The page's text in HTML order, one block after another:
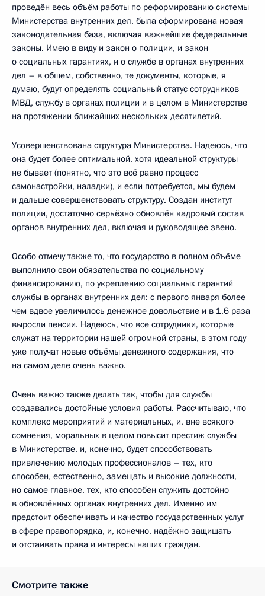
проведён весь объём работы по реформированию системы
Министерства внутренних дел, была сформирована новая
законодательная база, включая важнейшие федеральные
законы. Имею в виду и закон о полиции, и закон
о социальных гарантиях, и о службе в органах внутренних
дел – в общем, собственно, те документы, которые, я
думаю, будут определять социальный статус сотрудников
МВД, службу в органах полиции и в целом в Министерстве
на протяжении ближайших нескольких десятилетий.
Усовершенствована структура Министерства. Надеюсь, что
она будет более оптимальной, хотя идеальной структуры
не бывает (понятно, что это всё равно процесс
самонастройки, наладки), и если потребуется, мы будем
и дальше совершенствовать структуру. Создан институт
полиции, достаточно серьёзно обновлён кадровый состав
органов внутренних дел, включая и руководящее звено.
Особо отмечу также то, что государство в полном объёме
выполнило свои обязательства по социальному
финансированию, по укреплению социальных гарантий
службы в органах внутренних дел: с первого января более
чем вдвое увеличилось денежное довольствие и в 1,6 раза
выросли пенсии. Надеюсь, что все сотрудники, которые
служат на территории нашей огромной страны, в этом году
уже получат новые объёмы денежного содержания, что
на самом деле очень важно.
Очень важно также делать так, чтобы для службы
создавались достойные условия работы. Рассчитываю, что
комплекс мероприятий и материальных, и, вне всякого
сомнения, моральных в целом повысит престиж службы
в Министерстве, и, конечно, будет способствовать
привлечению молодых профессионалов – тех, кто
способен, естественно, замещать и высокие должности,
но самое главное, тех, кто способен служить достойно
в обновлённых органах внутренних дел. Именно им
предстоит обеспечивать и качество государственных услуг
в сфере правопорядка, и, конечно, надёжно защищать
и отстаивать права и интересы наших граждан.
Смотрите также